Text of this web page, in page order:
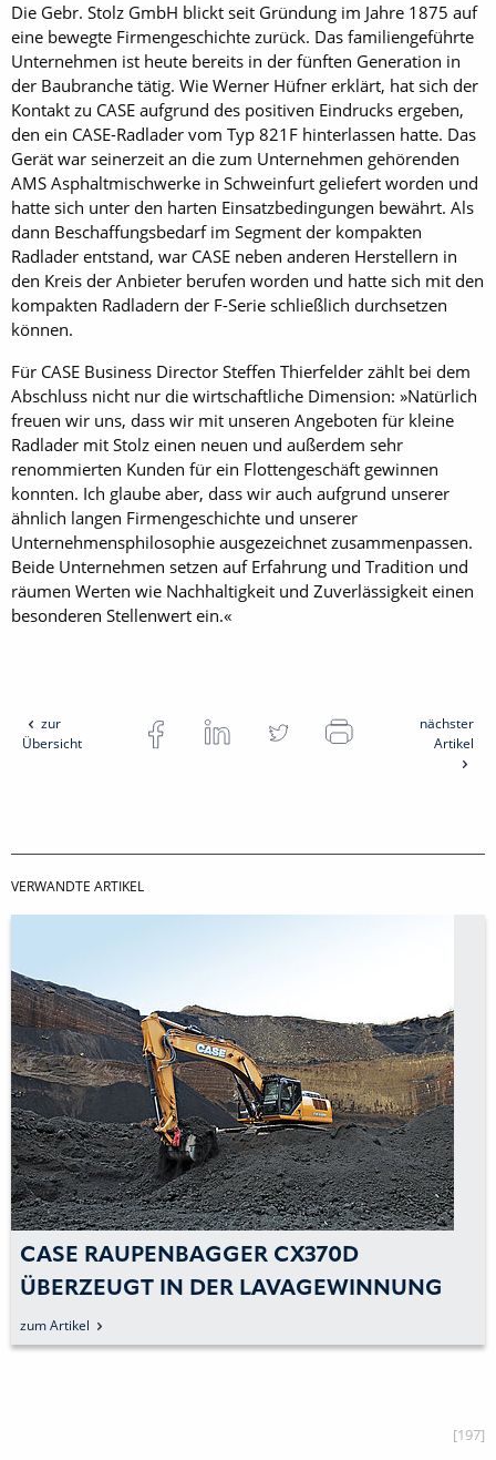
Die Gebr. Stolz GmbH blickt seit Gründung im Jahre 1875 auf
eine bewegte Firmengeschichte zurück. Das familiengeführte
Unternehmen ist heute bereits in der fünften Generation in
der Baubranche tätig. Wie Werner Hüfner erklärt, hat sich der
Kontakt zu CASE aufgrund des positiven Eindrucks ergeben,
den ein CASE-Radlader vom Typ 821F hinterlassen hatte. Das
Gerät war seinerzeit an die zum Unternehmen gehörenden
AMS Asphaltmischwerke in Schweinfurt geliefert worden und
hatte sich unter den harten Einsatzbedingungen bewährt. Als
dann Beschaffungsbedarf im Segment der kompakten
Radlader entstand, war CASE neben anderen Herstellern in
den Kreis der Anbieter berufen worden und hatte sich mit den
kompakten Radladern der F-Serie schließlich durchsetzen
können.
Für CASE Business Director Steffen Thierfelder zählt bei dem
Abschluss nicht nur die wirtschaftliche Dimension: »Natürlich
freuen wir uns, dass wir mit unseren Angeboten für kleine
Radlader mit Stolz einen neuen und außerdem sehr
renommierten Kunden für ein Flottengeschäft gewinnen
konnten. Ich glaube aber, dass wir auch aufgrund unserer
ähnlich langen Firmengeschichte und unserer
Unternehmensphilosophie ausgezeichnet zusammenpassen.
Beide Unternehmen setzen auf Erfahrung und Tradition und
räumen Werten wie Nachhaltigkeit und Zuverlässigkeit einen
besonderen Stellenwert ein.«
zur
Übersicht
nächster
Artikel
VERWANDTE ARTIKEL
CASE RAUPENBAGGER CX370D
ÜBERZEUGT IN DER LAVAGEWINNUNG
zum Artikel
[197]